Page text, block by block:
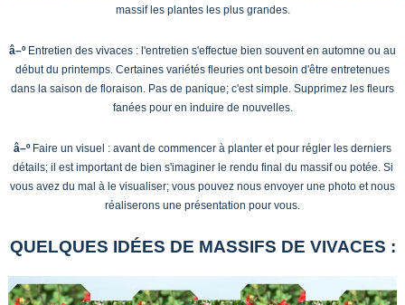
massif les plantes les plus grandes.
â–º Entretien des vivaces : l'entretien s'effectue bien souvent en automne ou au
début du printemps. Certaines variétés fleuries ont besoin d'être entretenues
dans la saison de floraison. Pas de panique; c'est simple. Supprimez les fleurs
fanées pour en induire de nouvelles.
â–º Faire un visuel : avant de commencer à planter et pour régler les derniers
détails; il est important de bien s'imaginer le rendu final du massif ou potée. Si
vous avez du mal à le visualiser; vous pouvez nous envoyer une photo et nous
réaliserons une présentation pour vous.
QUELQUES IDÉES DE MASSIFS DE VIVACES :